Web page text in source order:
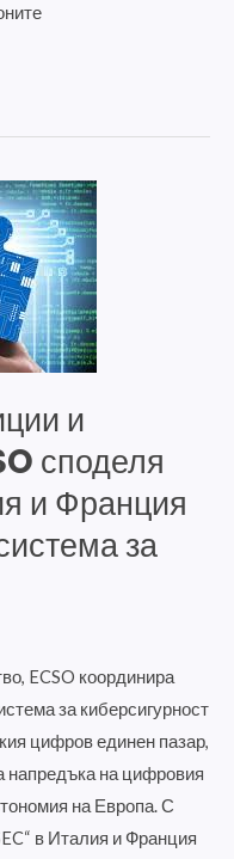
и
споделя
и Франция
за
ECSO координира
за киберсигурност
цифров единен пазар,
напредъка на цифровия
на Европа. С
в Италия и Франция